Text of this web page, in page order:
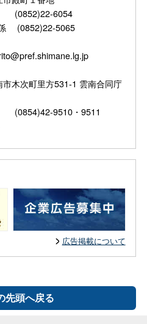
6054
(0852)22-5065
木次町里方531-1 雲南合同庁
9510・9511
広告掲載について
先頭へ戻る